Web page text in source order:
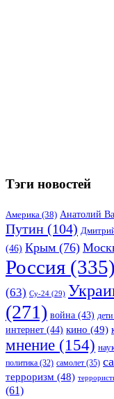
Тэги новостей
Америка (38) Анатолий
Путин (104)
(46) Крым (76)
Россия (335)
(63) Су-24 (29)
(271) война (43) дети
интернет (44) кино (49)
мнение (154)
политика (32) самолет (35)
терроризм (48)
(61)